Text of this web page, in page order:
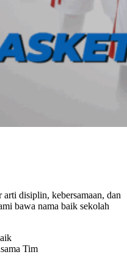
disiplin, kebersamaan, dan
bawa nama baik sekolah
Tim